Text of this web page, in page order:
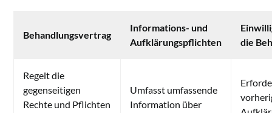
Behandlungsvertrag
Informations- und
Aufklärungspflichten
die
Regelt die
gegenseitigen
Rechte und Pflichten
Umfasst umfassende
Information über